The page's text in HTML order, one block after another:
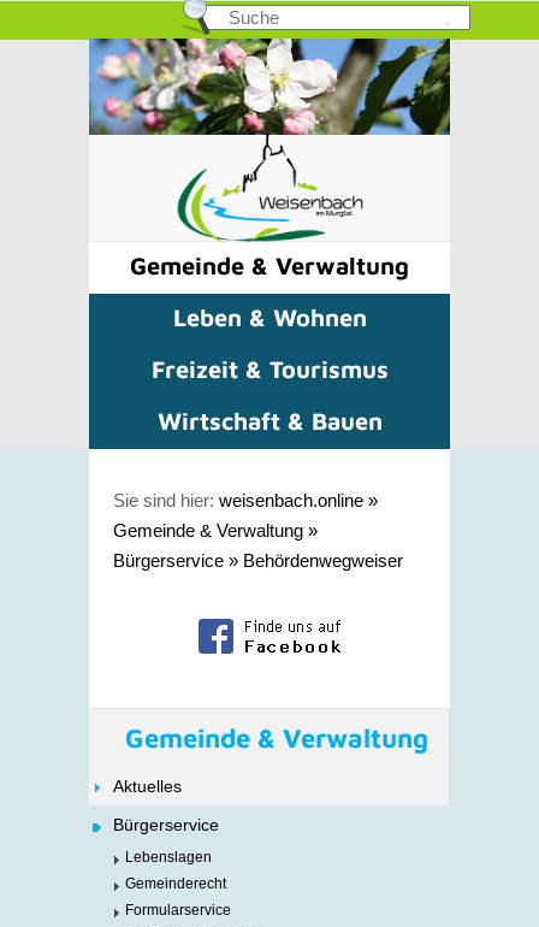
Gemeinde & Verwaltung
Leben & Wohnen
Freizeit & Tourismus
Wirtschaft & Bauen
Sie sind hier: weisenbach.online »
Gemeinde & Verwaltung »
Bürgerservice » Behördenwegweiser
Gemeinde & Verwaltung
Aktuelles
Bürgerservice
Lebenslagen
Gemeinderecht
Formularservice